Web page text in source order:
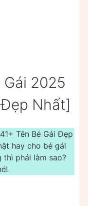
2025
Đẹp Nhất]
Tên Bé Gái Đẹp
hay cho bé gái
thì phải làm sao?